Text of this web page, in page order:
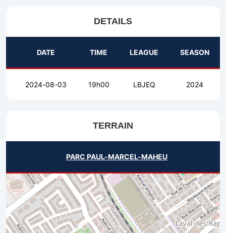
DETAILS
DATE TIME LEAGUE SEASON
2024-08-03 19h00 LBJEQ 2024
TERRAIN
PARC PAUL-MARCEL-MAHEU